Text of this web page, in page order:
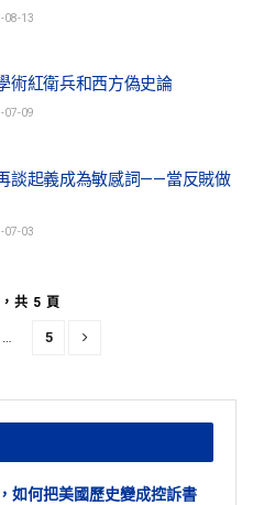
08-13
術紅衛兵和西方偽史論
07-09
談起義成為敏感詞——當反賊做
07-03
共 5 頁
… 5
如何把美國歷史變成控訴書